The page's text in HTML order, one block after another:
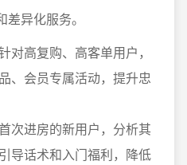
异化服务。
对高复购、高客单用户，
、会员专属活动，提升忠
次进房的新用户，分析其
导话术和入门福利，降低